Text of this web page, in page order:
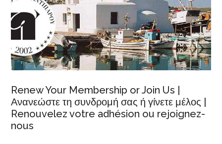
Renew Your Membership or Join Us |
Ανανεώστε τη συνδρομή σας ή γίνετε μέλος |
Renouvelez votre adhésion ou rejoignez-
nous